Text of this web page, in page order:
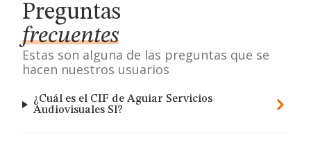
Preguntas
frecuentes
Estas son alguna de las preguntas que se
hacen nuestros usuarios
¿Cuál es el CIF de Aguiar Servicios
Audiovisuales Sl?